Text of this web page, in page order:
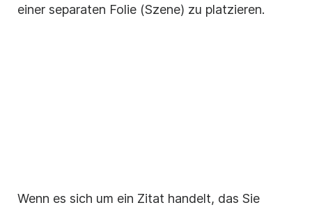
einer separaten Folie (Szene) zu platzieren.
Wenn es sich um ein Zitat handelt, das Sie